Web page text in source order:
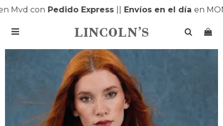
Mvd conPedido Express|| Envíos en el díaen
